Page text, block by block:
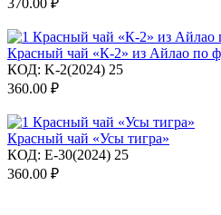
Красный чай «К-2» из Айлао по
КОД: K-2(2024) 25
360.00 ₽
Красный чай «Усы тигра»
КОД: E-30(2024) 25
360.00 ₽